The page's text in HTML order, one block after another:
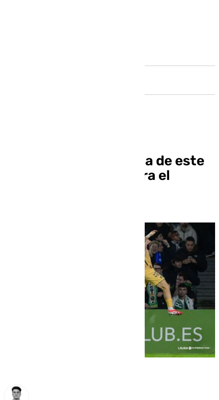
Lobete, la gran noticia de este
arranque de 2025 para el